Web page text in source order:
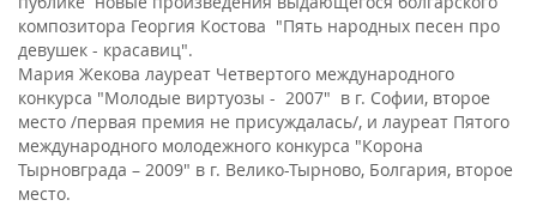
композитора Георгия Костова "Пять народных песен про
девушек - красавиц".
Мария Жекова лауреат Четвертого международного
конкурса "Молодые виртуозы - 2007" в г. Софии, второе
место /первая премия не присуждалась/, и лауреат Пятого
международного молодежного конкурса "Корона
Тырновграда – 2009" в г. Велико-Тырново, Болгария, второе
место.